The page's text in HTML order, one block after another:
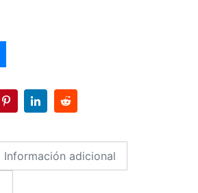
Información adicional